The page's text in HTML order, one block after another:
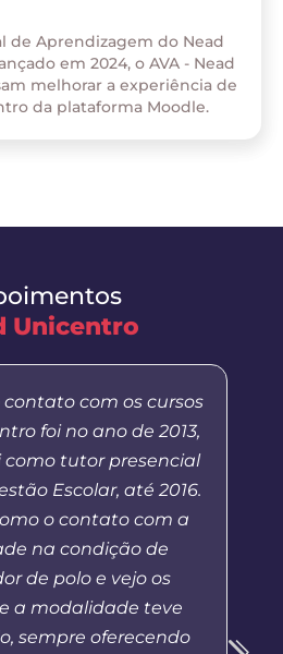
de Aprendizagem do Nead
em 2024, o AVA - Nead
melhorar a experiência de
da plataforma Moodle.
Unicentro
contato com os cursos
foi no ano de 2013,
tutor presencial
Escolar, até 2016.
o contato com a
na condição de
de polo e vejo os
a modalidade teve
sempre oferecendo